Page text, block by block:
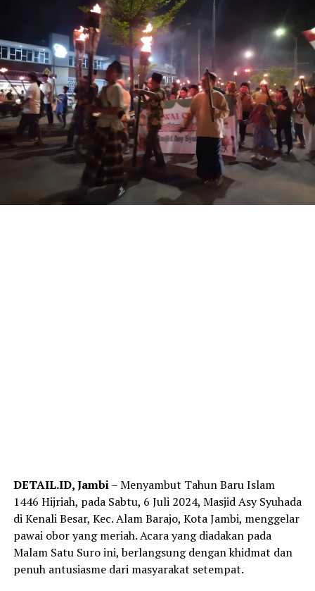
DETAIL.ID, Jambi– Menyambut Tahun Baru Islam
1446 Hijriah, pada Sabtu, 6 Juli 2024, Masjid Asy Syuhada
di Kenali Besar, Kec. Alam Barajo, Kota Jambi, menggelar
pawai obor yang meriah. Acara yang diadakan pada
Malam Satu Suro ini, berlangsung dengan khidmat dan
penuh antusiasme dari masyarakat setempat.